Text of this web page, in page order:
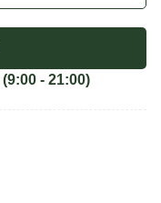
(9:00 - 21:00)